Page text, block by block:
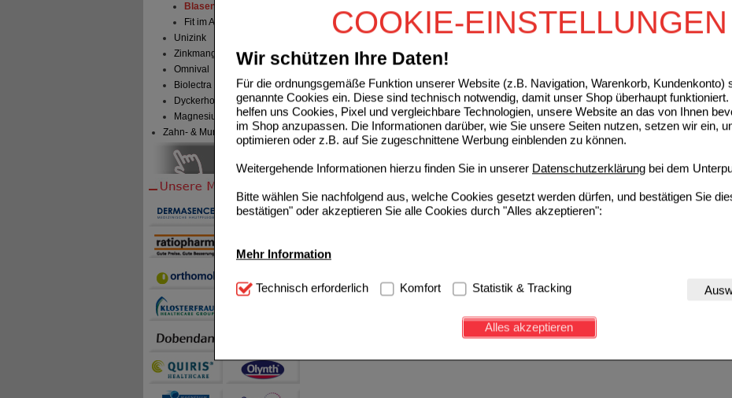
COOKIE-EINSTELLUNGEN
Wir schützen Ihre Daten!
Für die ordnungsgemäße Funktion unserer Website (z.B. Navigation, Warenkorb, Kundenkonto)
genannte Cookies ein. Diese sind technisch notwendig, damit unser Shop überhaupt
helfen uns Cookies, Pixel und vergleichbare Technologien, unsere Website an das von Ihnen
im Shop anzupassen. Die Informationen darüber, wie Sie unsere Seiten nutzen, setzen wir ein,
optimieren oder z.B. auf Sie zugeschnittene Werbung einblenden zu können.
Weitergehende Informationen hierzu finden Sie in unserer Datenschutzerklärung bei dem
Bitte wählen Sie nachfolgend aus, welche Cookies gesetzt werden dürfen, und bestätigen Sie
bestätigen" oder akzeptieren Sie alle Cookies durch "Alles akzeptieren":
Mehr Information
Technisch Notwendig: Hierbei handelt es sich um Cookies, die für die Grundfunktionen unserer
notwendig sind (z.B. Navigation, Warenkorb, Kundenkonto), weshalb auf diese nicht verzichtet
Diese Cookies werden genutzt um das Einkaufserlebnis noch ansprechender zu
beispielsweise für die Wiedererkennung des Besuchers oder unsere Seite an bevorzugte
Inhalte anzuzeigen und unser Partnerprogramm zu betreiben.
Technisch erforderlich Komfort Statistik & Tracking
Alles akzeptieren
Blasengesundheit
Fit im Alter
Unizink
Zinkmangel
Omnival
Biolectra
Dyckerhoff Pharma
Magnesium Verla
Zahn- & Mundpflege